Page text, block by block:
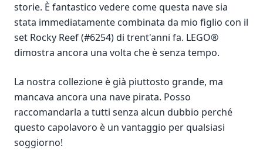
storie. È fantastico vedere come questa nave sia
stata immediatamente combinata da mio figlio con il
set Rocky Reef (#6254) di trent'anni fa. LEGO®
dimostra ancora una volta che è senza tempo.
La nostra collezione è già piuttosto grande, ma
mancava ancora una nave pirata. Posso
raccomandarla a tutti senza alcun dubbio perché
questo capolavoro è un vantaggio per qualsiasi
soggiorno!